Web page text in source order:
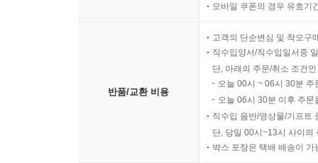
모바일 쿠폰의 경우 유효기
반품/교환 비용
고객의 단순변심 및 착오구
직수입양서/직수입일서중
단, 아래의 주문/취소 조건
오늘 00시 ~ 06시 30분
오늘 06시 30분 이후 주
직수입 음반/영상물/기프트
단, 당일 00시~13시 사이의
박스 포장은 택배 배송이